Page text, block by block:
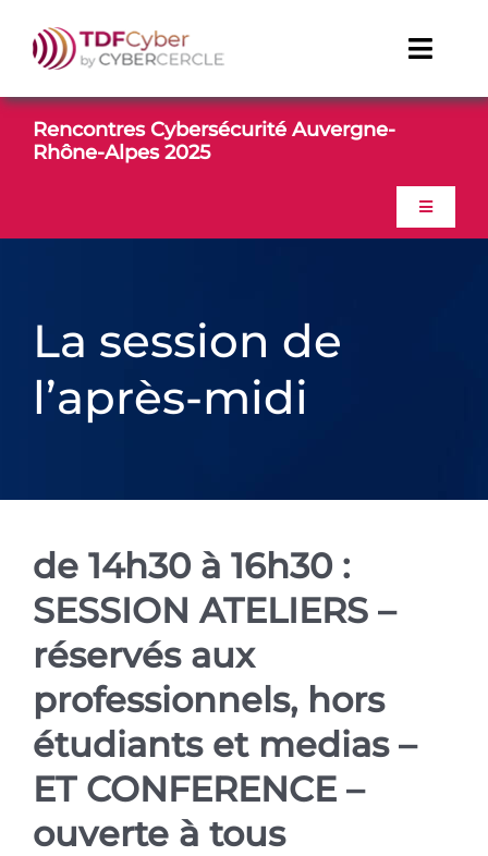
contenu
TDFCyber
Rencontres Cybersécurité Auvergne-
Rhône-Alpes 2025
Toggle
PROGRAMME
WORKSHOPS
VIDEOS & PHOTOS
La session de
l’après-midi
de 14h30 à 16h30 :
SESSION ATELIERS –
réservés aux
professionnels, hors
étudiants et medias –
ET CONFERENCE –
ouverte à tous